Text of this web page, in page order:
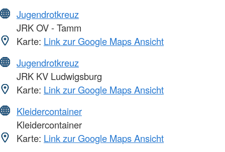
Jugendrotkreuz
JRK OV - Tamm
Karte: Link zur Google Maps Ansicht
Jugendrotkreuz
JRK KV Ludwigsburg
Karte: Link zur Google Maps Ansicht
Kleidercontainer
Kleidercontainer
Karte: Link zur Google Maps Ansicht